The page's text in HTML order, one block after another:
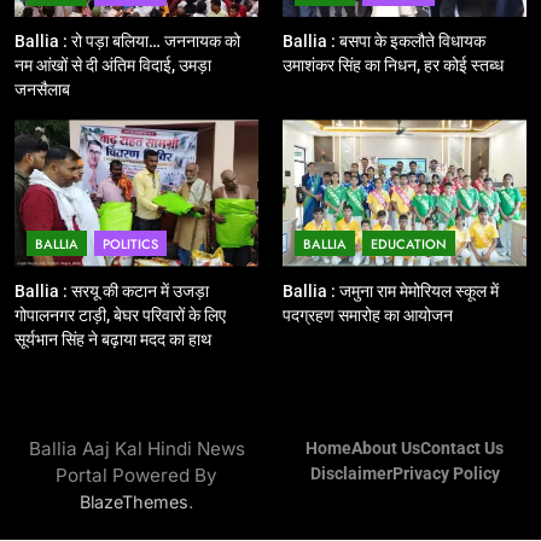
12
Ballia : बलिया रेलवे स्टेशन का अपर
महाप्रबंधक ने किया निरीक्षण
13
Ballia : त्यौहारों पर शांति व्यवस्था को
लेकर पुलिस ने किया रूट मार्च
BALLIA NATIONAL
14
15
Ballia : रो पड़ा बलिया… जननायक को
नम आंखों से दी अंतिम विदाई, उमड़ा
जनसैलाब
Ballia : बसपा के इकलौते विधायक
उमाशंकर सिंह का निधन, हर कोई स्तब्ध
BALLIA POLITICS
Ballia : सरयू की कटान में उजड़ा
गोपालनगर टाड़ी, बेघर परिवारों के लिए
सूर्यभान सिंह ने बढ़ाया मदद का हाथ
BALLIA EDUCATION
Ballia : जमुना राम मेमोरियल स्कूल में
पदग्रहण समारोह का आयोजन
Ballia Aaj Kal Hindi News
Portal Powered By
BlazeThemes.
HomeAbout UsContact Us
DisclaimerPrivacy Policy